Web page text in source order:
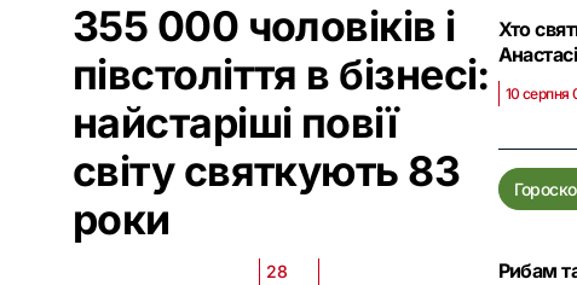
355 000 чоловіків і
півстоліття в бізнесі:
найстаріші повії
світу святкують 83
роки
28
Хто
10 серпня
Рибам